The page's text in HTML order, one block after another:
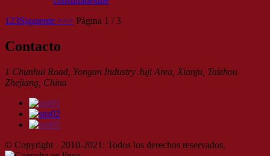
1 23Siguiente >>> Página 1 / 3
Contacto
1 Chunhui Road, Yongan Industry Juji Area, Xianju, Taizhou
Zhejiang, China
© Copyright - 2010-2021: Todos los derechos reservados.